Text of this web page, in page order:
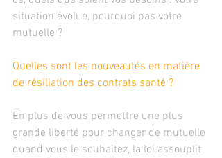
situation évolue, pourquoi pas votre
mutuelle ?
Quelles sont les nouveautés en matière
de résiliation des contrats santé ?
En plus de vous permettre une plus
grande liberté pour changer de mutuelle
quand vous le souhaitez, la loi assouplit